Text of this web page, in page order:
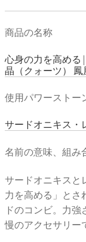
商品の名称
心身の力を高める
晶（クォーツ） 鳳
使用パワーストー
サードオニキス・
名前の意味、組み
サードオニキスと
力を高める」とさ
ドのコンビ。力
慢のアクセサリー